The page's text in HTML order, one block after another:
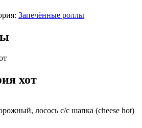
Запечённые роллы
хот
лосось с/с шапка (cheese hot)